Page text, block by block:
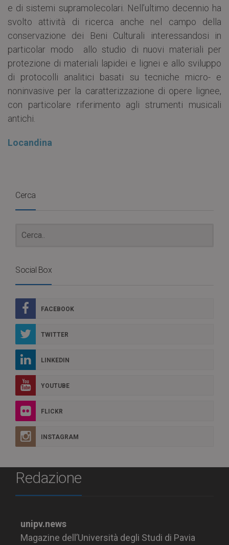
e di sistemi supramolecolari. Nell’ultimo decennio ha
svolto attività di ricerca anche nel campo della
conservazione dei Beni Culturali interessandosi in
particolar modo allo studio di nuovi materiali per
protezione di materiali lapidei e lignei e allo sviluppo
di protocolli analitici basati su tecniche micro- e
noninvasive per la caratterizzazione di opere lignee,
con particolare riferimento agli strumenti musicali
antichi.
Locandina
Cerca
Social Box
FACEBOOK
TWITTER
LINKEDIN
YOUTUBE
FLICKR
INSTAGRAM
Redazione
unipv.news
Magazine dell’Università degli Studi di Pavia